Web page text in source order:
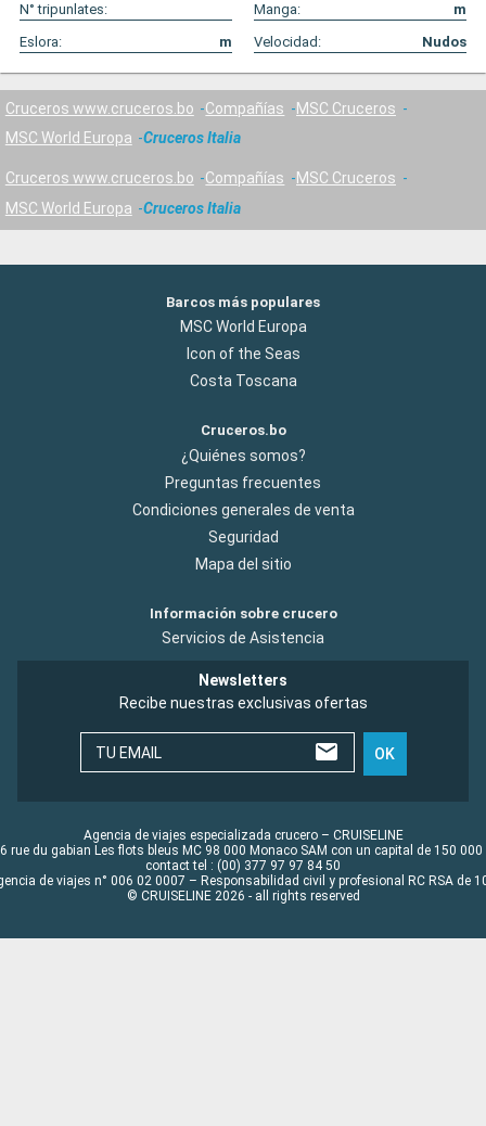
N° tripunlates:
Manga:
m
Eslora:
m Velocidad: Nudos
Cruceros www.cruceros.bo Compañías
MSC Cruceros
MSC World Europa
Cruceros Italia
Cruceros www.cruceros.bo Compañías
MSC Cruceros
MSC World Europa
Cruceros Italia
Barcos más populares
MSC World Europa
Icon of the Seas
Costa Toscana
Cruceros.bo
¿Quiénes somos?
Preguntas frecuentes
Condiciones generales de venta
Seguridad
Mapa del sitio
Información sobre crucero
Servicios de Asistencia
Newsletters
Recibe nuestras exclusivas ofertas
TU EMAIL OK
Agencia de viajes especializada crucero – CRUISELINE
rue du gabian Les flots bleus MC 98 000 Monaco SAM con un capital de 150 000
contact tel : (00) 377 97 97 84 50
de viajes n° 006 02 0007 – Responsabilidad civil y profesional RC RSA de
© CRUISELINE 2026 - all rights reserved